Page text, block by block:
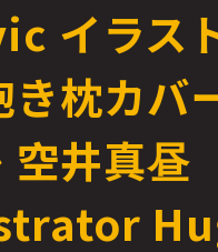
イラス
き枕カバ
空井真昼